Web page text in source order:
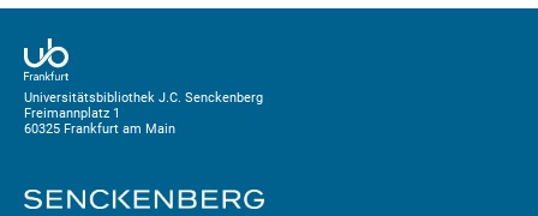
Universitätsbibliothek J.C. Senckenberg
Freimannplatz 1
60325 Frankfurt am Main